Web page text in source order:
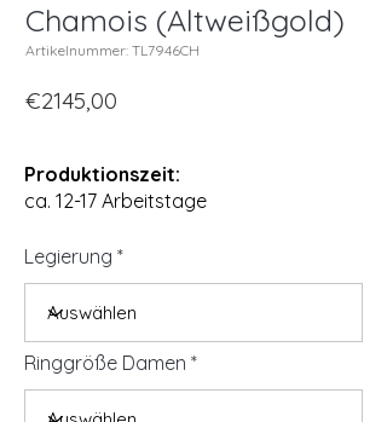
Chamois (Altweißgold)
Artikelnummer: TL7946CH
€2145,00
Produktionszeit:
ca. 12-17 Arbeitstage
Legierung
Ringgröße Damen